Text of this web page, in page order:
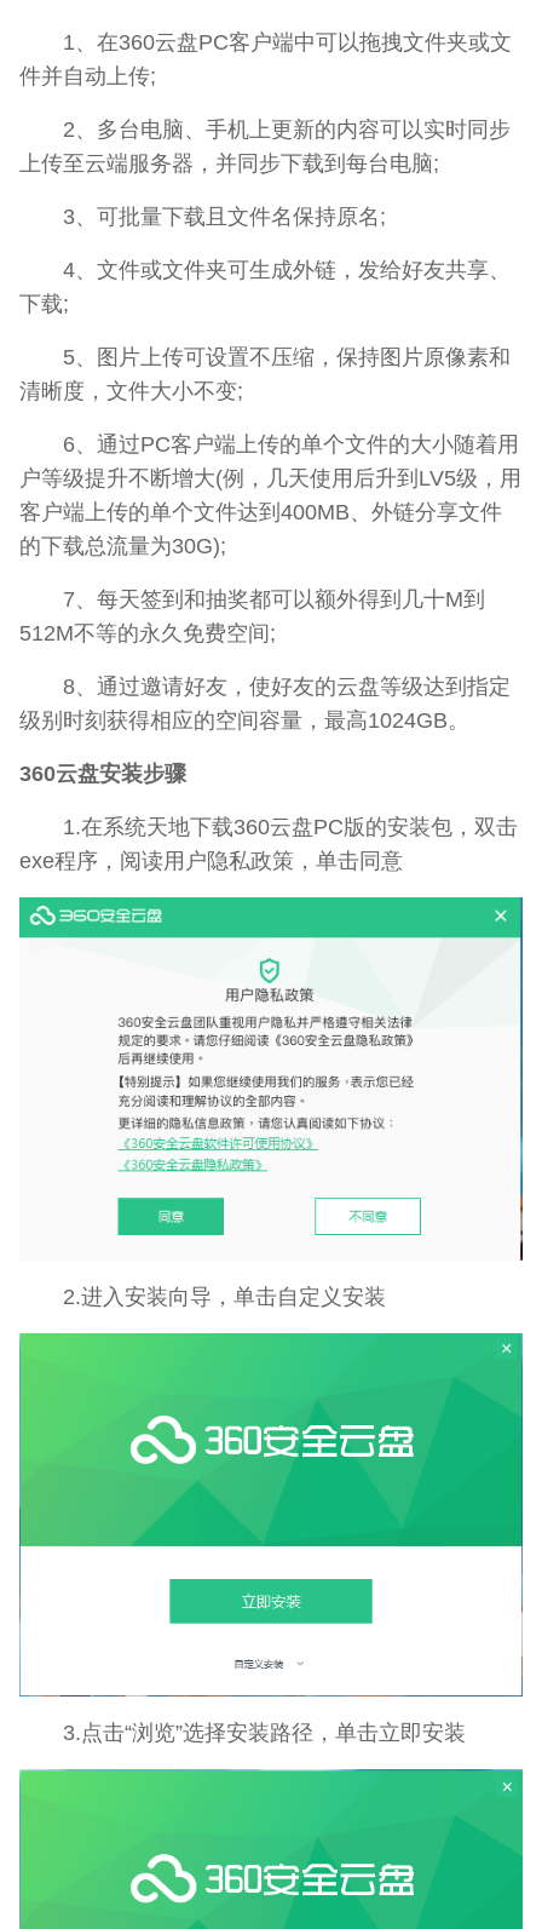
1、在360云盘PC客户端中可以拖拽文件夹或文
件并自动上传;
2、多台电脑、手机上更新的内容可以实时同步
上传至云端服务器，并同步下载到每台电脑;
3、可批量下载且文件名保持原名;
4、文件或文件夹可生成外链，发给好友共享、
下载;
5、图片上传可设置不压缩，保持图片原像素和
清晰度，文件大小不变;
6、通过PC客户端上传的单个文件的大小随着用
户等级提升不断增大(例，几天使用后升到LV5级，用
客户端上传的单个文件达到400MB、外链分享文件
的下载总流量为30G);
7、每天签到和抽奖都可以额外得到几十M到
512M不等的永久免费空间;
8、通过邀请好友，使好友的云盘等级达到指定
级别时刻获得相应的空间容量，最高1024GB。
360云盘安装步骤
1.在系统天地下载360云盘PC版的安装包，双击
exe程序，阅读用户隐私政策，单击同意
2.进入安装向导，单击自定义安装
3.点击“浏览”选择安装路径，单击立即安装